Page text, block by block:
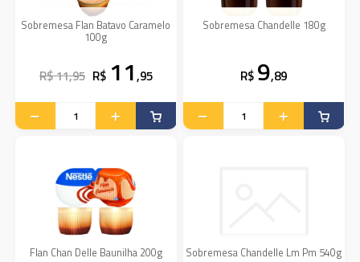
Sobremesa Flan Batavo Caramelo
100g
R$ 11,95 R$ 11,95
Sobremesa Chandelle 180g
R$ 9,89
Flan Chan Delle Baunilha 200g Sobremesa Chandelle Lm Pm 540g